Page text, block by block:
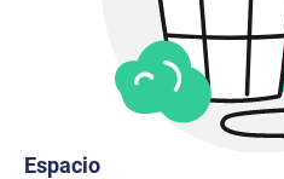
Espacio